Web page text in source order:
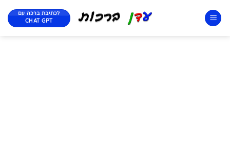
לכתיבת ברכה עם
CHAT GPT